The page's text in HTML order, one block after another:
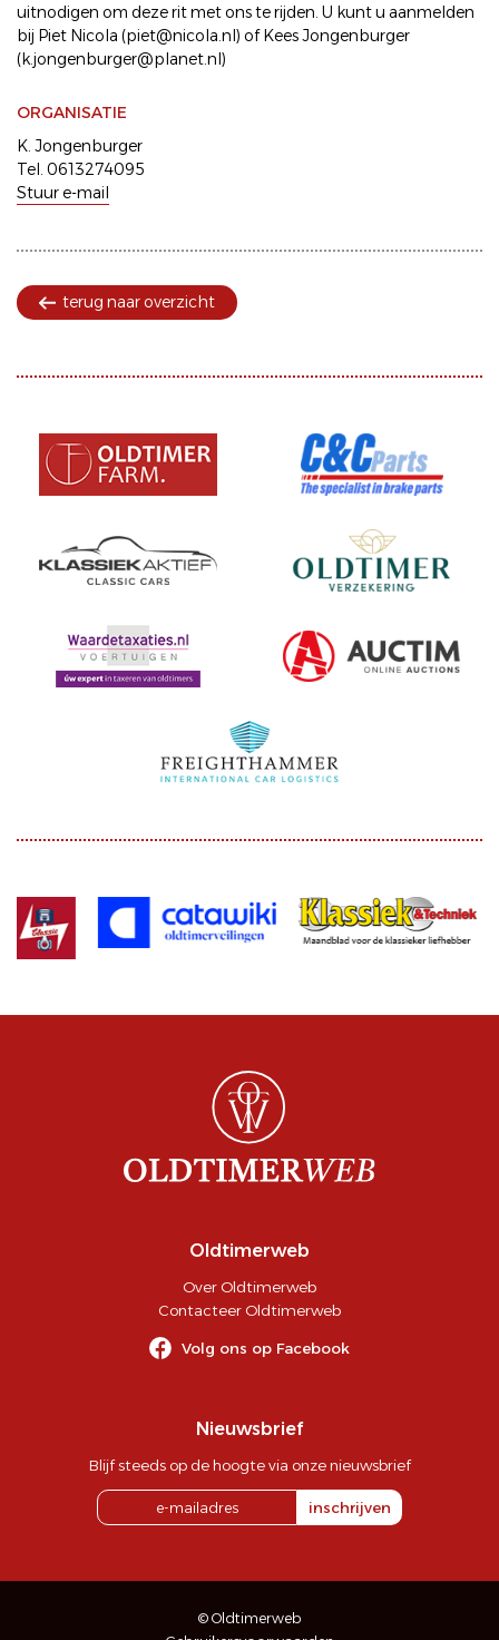
uitnodigen om deze rit met ons te rijden. U kunt u aanmelden
bij Piet Nicola (piet@nicola.nl) of Kees Jongenburger
(k.jongenburger@planet.nl)
ORGANISATIE
K. Jongenburger
Tel. 0613274095
Stuur e-mail
terug naar overzicht
Oldtimerweb
Over Oldtimerweb
Contacteer Oldtimerweb
Volg ons op Facebook
Nieuwsbrief
Blijf steeds op de hoogte via onze nieuwsbrief
inschrijven
© Oldtimerweb